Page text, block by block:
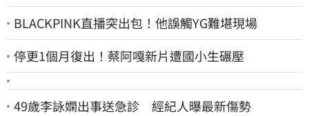
BLACKPINK直播突出包！他誤觸YG難堪現場
停更1個月復出！蔡阿嘎新片遭國小生碾壓
49歲李詠嫻出事送急診 經紀人曝最新傷勢